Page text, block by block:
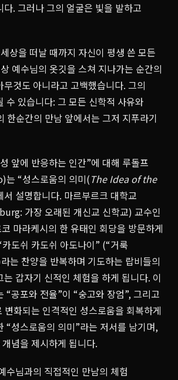
다. 그러나 그의 얼굴은 빛을 발하고
상을 떠날 때까지 자신이 평생 쓴 모든
예수님의 옷깃을 스쳐 지나가는 순간의
것도 아니라고 고백했습니다. 그의
수 있습니다: 그 모든 신학적 사유와
한순간의 만남 앞에서는 그저 지푸라기
앞에 반응하는 인간”에 대해 루돌프
“성스로움의 의미(The Idea of the
서 설명합니다. 마르부르크 대학교
가장 오래된 개신교 신학교) 교수인
마라케시의 한 유태인 회당을 방문하게
도쉬 카도쉬 아도나이” (“거룩
는 찬양을 반복하며 기도하는 랍비들의
갑자기 신적인 체험을 하게 됩니다. 이
“공포와 전율”이 “숭고와 장엄”, 그리고
변화되는 인격적인 성스로움을 회복하게
“성스로움의 의미”라는 저서를 남기며,
념을 제시하게 됩니다.
수님과의 직접적인 만남의 체험